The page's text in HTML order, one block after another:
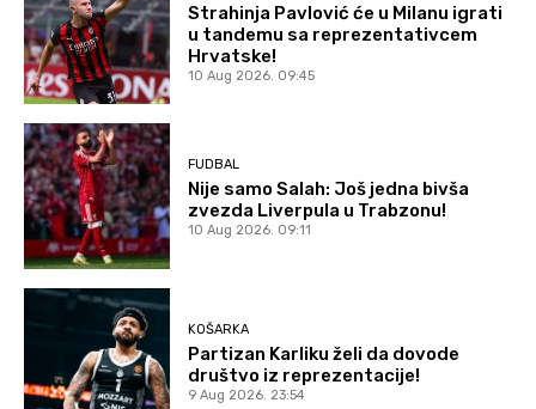
Strahinja Pavlović će u Milanu igrati
u tandemu sa reprezentativcem
Hrvatske!
10 Aug 2026. 09:45
FUDBAL
Nije samo Salah: Još jedna bivša
zvezda Liverpula u Trabzonu!
10 Aug 2026. 09:11
KOŠARKA
Partizan Karliku želi da dovode
društvo iz reprezentacije!
9 Aug 2026. 23:54